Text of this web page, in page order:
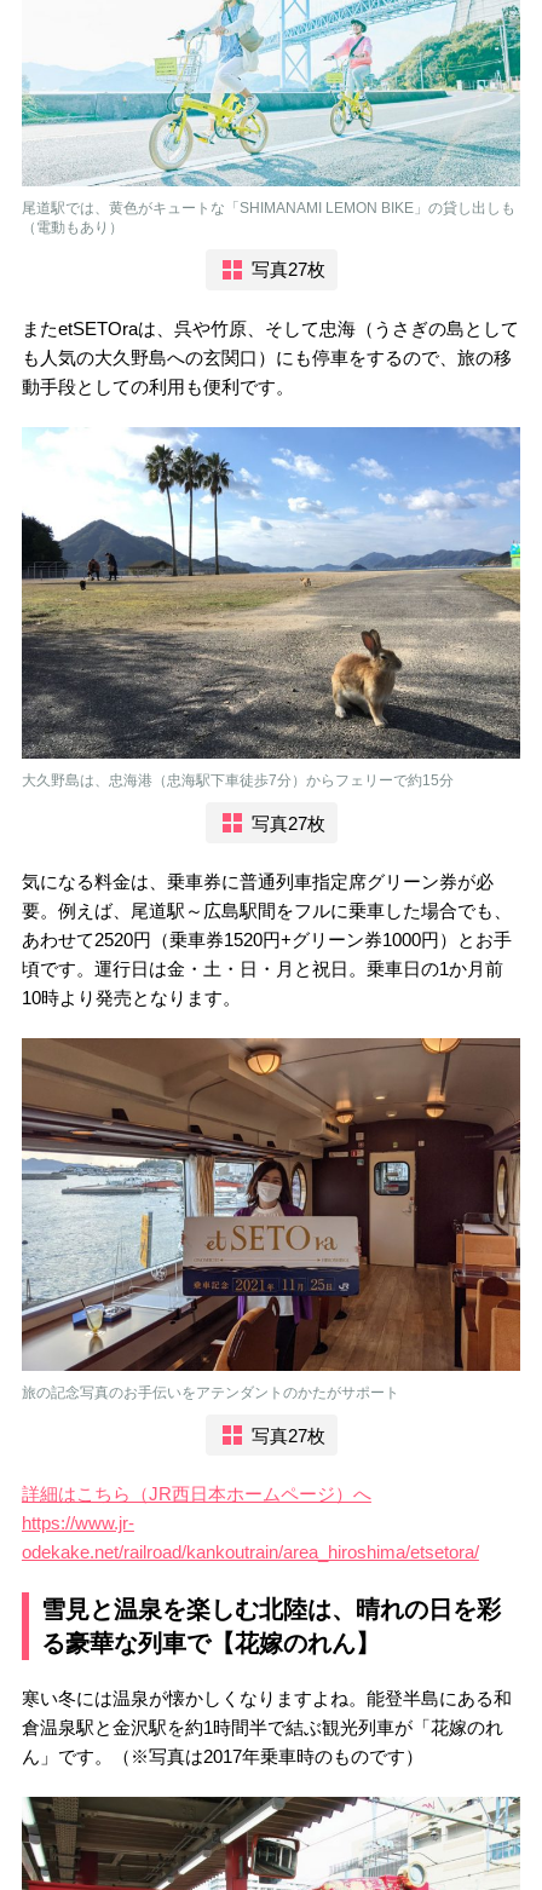
尾道駅では、黄色がキュートな「SHIMANAMI LEMON BIKE」の貸し出しも
（電動もあり）
写真27枚
またetSETOraは、呉や竹原、そして忠海（うさぎの島として
も人気の大久野島への玄関口）にも停車をするので、旅の移
動手段としての利用も便利です。
大久野島は、忠海港（忠海駅下車徒歩7分）からフェリーで約15分
写真27枚
気になる料金は、乗車券に普通列車指定席グリーン券が必
要。例えば、尾道駅～広島駅間をフルに乗車した場合でも、
あわせて2520円（乗車券1520円+グリーン券1000円）とお手
頃です。運行日は金・土・日・月と祝日。乗車日の1か月前
10時より発売となります。
旅の記念写真のお手伝いをアテンダントのかたがサポート
写真27枚
詳細はこちら（JR西日本ホームページ）へ
https://www.jr-
odekake.net/railroad/kankoutrain/area_hiroshima/etsetora/
雪見と温泉を楽しむ北陸は、晴れの日を彩
る豪華な列車で【花嫁のれん】
寒い冬には温泉が懐かしくなりますよね。能登半島にある和
倉温泉駅と金沢駅を約1時間半で結ぶ観光列車が「花嫁のれ
ん」です。（※写真は2017年乗車時のものです）